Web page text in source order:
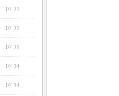
07-21
07-21
07-21
07-14
07-14